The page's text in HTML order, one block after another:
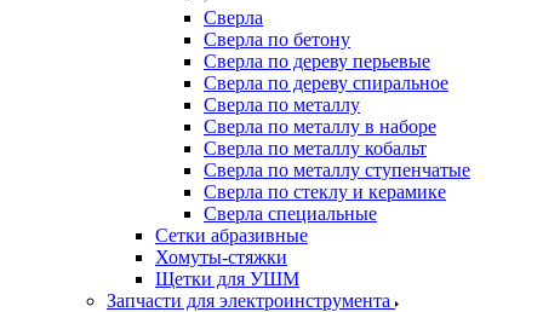
Сверла
Сверла по бетону
Сверла по дереву перьевые
Сверла по дереву спиральное
Сверла по металлу
Сверла по металлу в наборе
Сверла по металлу кобальт
Сверла по металлу ступенчатые
Сверла по стеклу и керамике
Сверла специальные
Сетки абразивные
Хомуты-стяжки
Щетки для УШМ
Запчасти для электроинструмента